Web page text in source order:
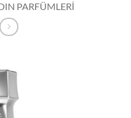
PARFÜMLERI